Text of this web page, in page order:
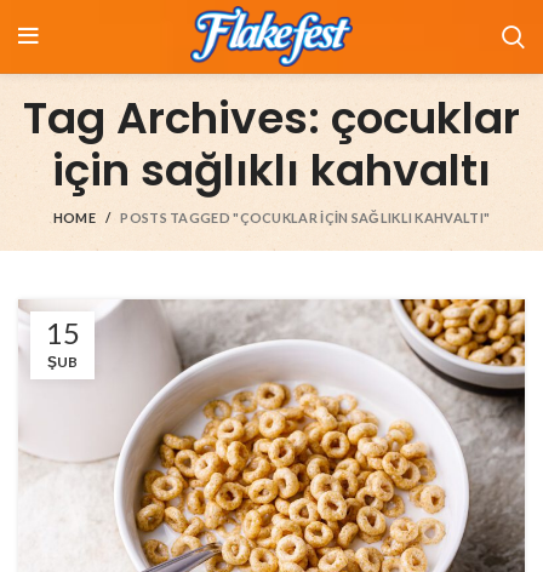
Tag Archives: çocuklar
için sağlıklı kahvaltı
HOME POSTS TAGGED "ÇOCUKLAR IÇIN SAĞLIKLI KAHVALTI"
15
ŞUB